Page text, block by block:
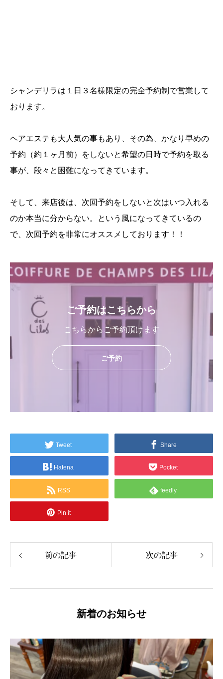
シャンデリラは１日３名様限定の完全予約制で営業して
おります。
ヘアエステも大人気の事もあり、その為、かなり早めの
予約（約１ヶ月前）をしないと希望の日時で予約を取る
事が、段々と困難になってきています。
そして、来店後は、次回予約をしないと次はいつ入れる
のか本当に分からない。という風になってきているの
で、次回予約を非常にオススメしております！！
ご予約はこちらから
こちらからご予約頂けます
ご予約
Tweet Share
Hatena Pocket
RSS feedly
Pin it
前の記事 次の記事
新着のお知らせ